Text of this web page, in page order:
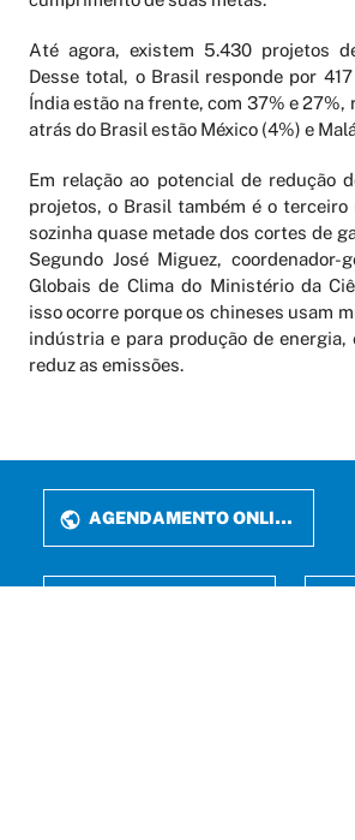
Até agora, existem 5.430 projetos
Desse total, o Brasil responde por
Índia estão na frente, com 37% e 27%,
atrás do Brasil estão México (4%) e
Em relação ao potencial de redução
projetos, o Brasil também é o terceiro
sozinha quase metade dos cortes de
Segundo José Miguez, coordenador-
Globais de Clima do Ministério da
isso ocorre porque os chineses usam
indústria e para produção de
reduz as emissões.
AGENDAMENTO ONLINE